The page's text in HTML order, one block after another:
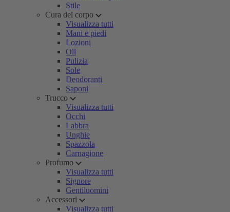
Stile
Cura del corpo
Visualizza tutti
Mani e piedi
Lozioni
Oli
Pulizia
Sole
Deodoranti
Saponi
Trucco
Visualizza tutti
Occhi
Labbra
Unghie
Spazzola
Carnagione
Profumo
Visualizza tutti
Signore
Gentiluomini
Accessori
Visualizza tutti